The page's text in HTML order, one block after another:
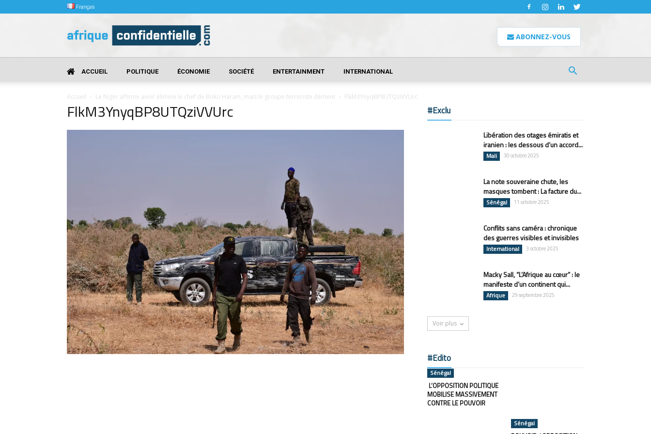
Français
Confidentielle
ABONNEZ-VOUS
ACCUEIL POLITIQUE ÉCONOMIE SOCIÉTÉ ENTERTAINMENT INTERNATIONAL
Accueil Le Niger affirme avoir éliminé le chef de Boko Haram, mais le groupe terroriste dément FlkM3YnyqBP8UTQziVVUrc
FlkM3YnyqBP8UTQziVVUrc #Exclu
Libération des otages émiratis et
iranien : les dessous d’un accord...
Mali 30 octobre 2025
La note souveraine chute, les
masques tombent : La facture du...
Sénégal 11 octobre 2025
Conflits sans caméra : chronique
des guerres visibles et invisibles
International 3 octobre 2025
Macky Sall, “L’Afrique au cœur” : le
manifeste d’un continent qui...
Afrique 29 septembre 2025
Voir plus
#Edito
Sénégal
L’OPPOSITION POLITIQUE
MOBILISE MASSIVEMENT
CONTRE LE POUVOIR
Sénégal